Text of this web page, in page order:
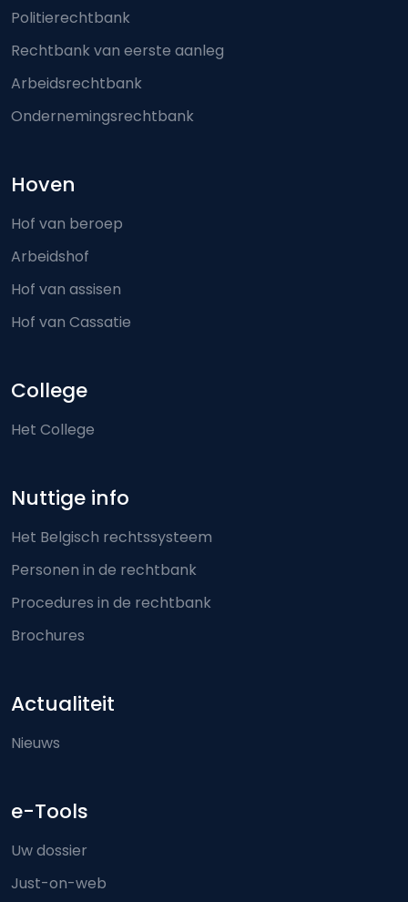
Politierechtbank
Rechtbank van eerste aanleg
Arbeidsrechtbank
Ondernemingsrechtbank
Hoven
Hof van beroep
Arbeidshof
Hof van assisen
Hof van Cassatie
College
Het College
Nuttige info
Het Belgisch rechtssysteem
Personen in de rechtbank
Procedures in de rechtbank
Brochures
Actualiteit
Nieuws
e-Tools
Uw dossier
Just-on-web